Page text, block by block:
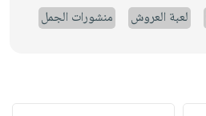
لعبة العروش منشورات الجمل